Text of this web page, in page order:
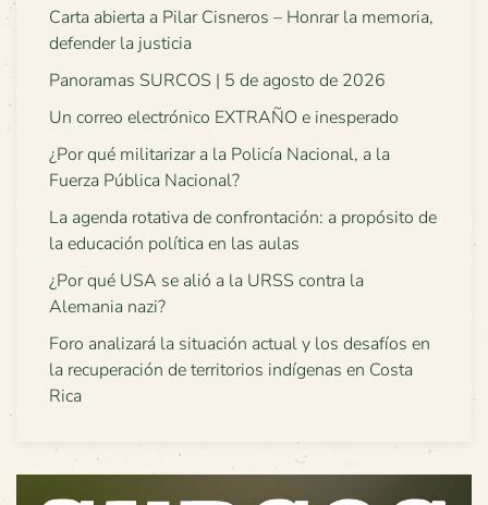
Carta abierta a Pilar Cisneros – Honrar la memoria,
defender la justicia
Panoramas SURCOS | 5 de agosto de 2026
Un correo electrónico EXTRAÑO e inesperado
¿Por qué militarizar a la Policía Nacional, a la
Fuerza Pública Nacional?
La agenda rotativa de confrontación: a propósito de
la educación política en las aulas
¿Por qué USA se alió a la URSS contra la
Alemania nazi?
Foro analizará la situación actual y los desafíos en
la recuperación de territorios indígenas en Costa
Rica